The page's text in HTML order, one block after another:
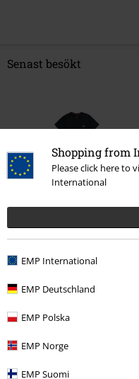
Shopping from
Please click here to
International
EMP International
EMP Deutschland
EMP Polska
EMP Norge
EMP Suomi
Senast besökt
%
More categories. More